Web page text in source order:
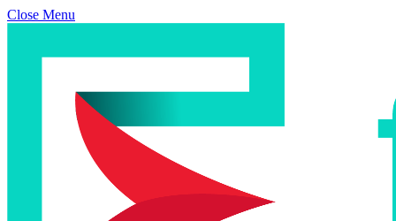
Close Menu